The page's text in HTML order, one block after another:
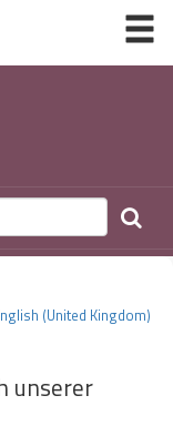
(United Kingdom)
unserer